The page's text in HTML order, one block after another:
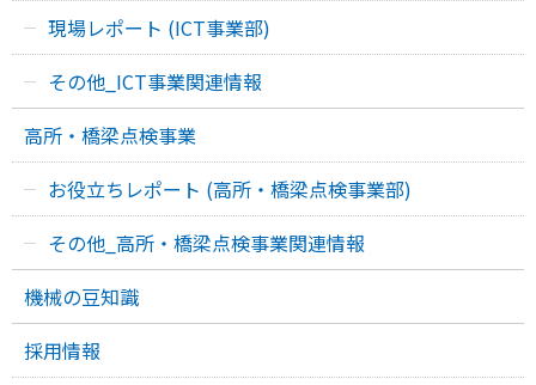
現場レポート (ICT事業部)
その他_ICT事業関連情報
高所・橋梁点検事業
お役立ちレポート (高所・橋梁点検事業部)
その他_高所・橋梁点検事業関連情報
機械の豆知識
採用情報